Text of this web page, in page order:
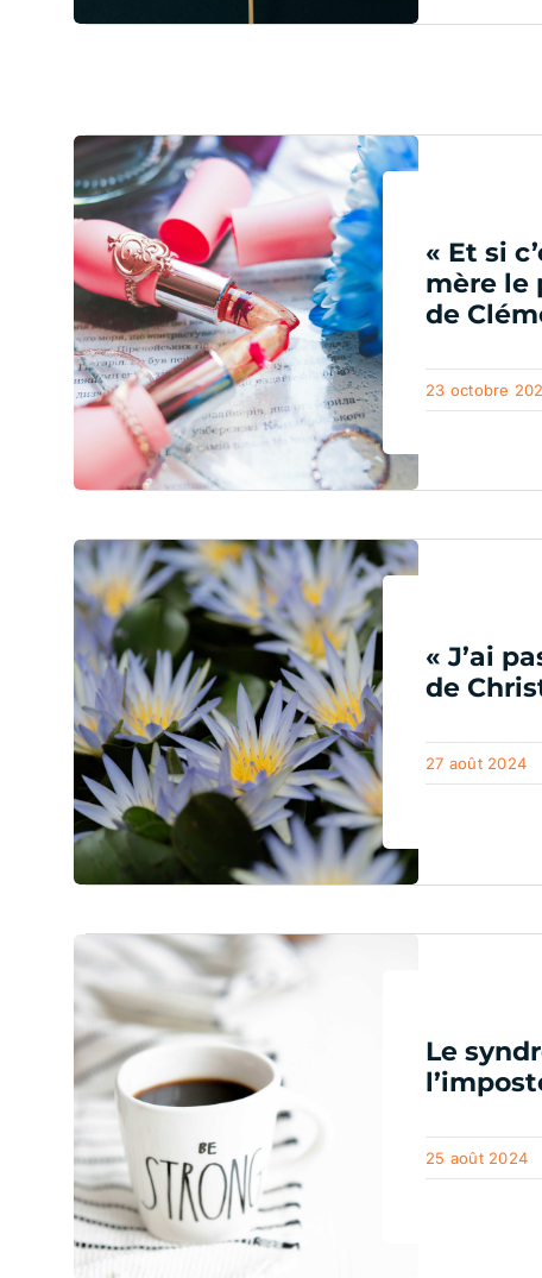
« Et si
mère le
de
23 octobre
« J’ai
de
27 août 2024
Le
25 août 2024